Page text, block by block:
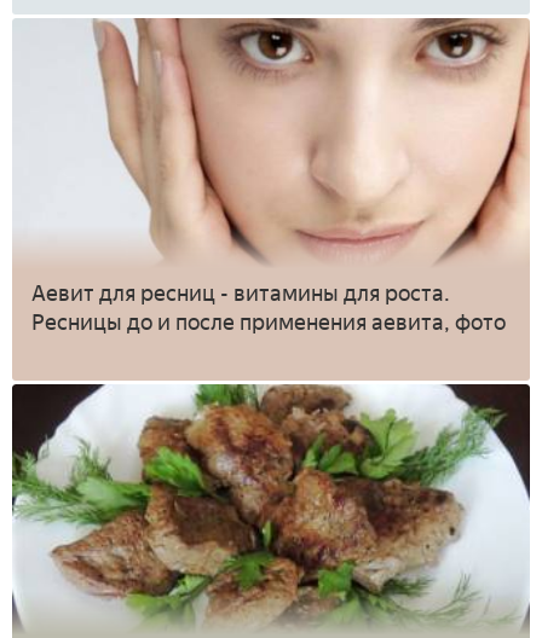
Аевит для ресниц - витамины для роста.
Ресницы до и после применения аевита, фото